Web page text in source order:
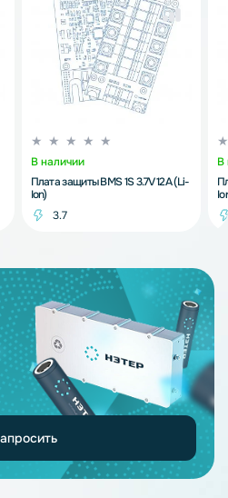
В наличии
Плата защиты BMS 1S 3.7V 12A (Li-
Ion)
3.7
В